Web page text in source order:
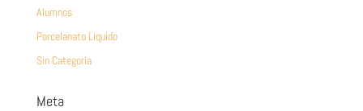
Alumnos
Porcelanato Liquido
Sin Categoría
Meta